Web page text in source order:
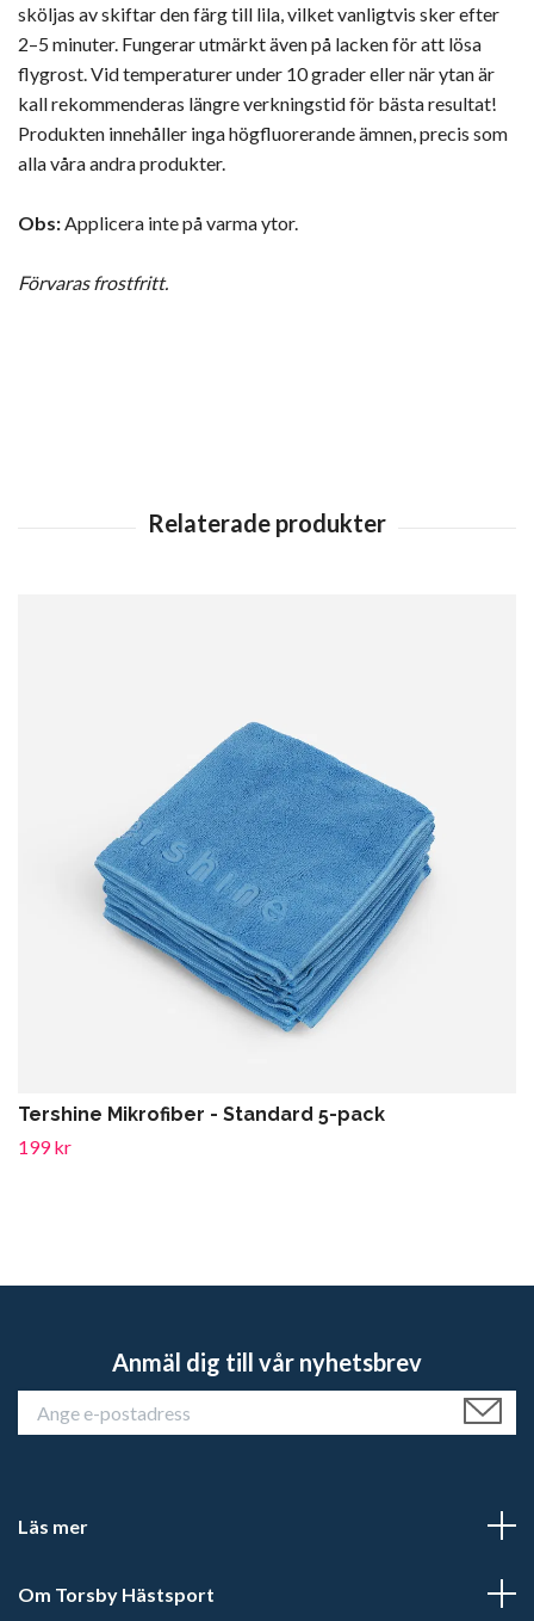
sköljas av skiftar den färg till lila, vilket vanligtvis sker efter
2–5 minuter. Fungerar utmärkt även på lacken för att lösa
flygrost. Vid temperaturer under 10 grader eller när ytan är
kall rekommenderas längre verkningstid för bästa resultat!
Produkten innehåller inga högfluorerande ämnen, precis som
alla våra andra produkter.
Obs: Applicera inte på varma ytor.
Förvaras frostfritt.
Tershine Mikrofiber - Standard 5-pack
199 kr
Anmäl dig till vår nyhetsbrev
Läs mer
Om Torsby Hästsport